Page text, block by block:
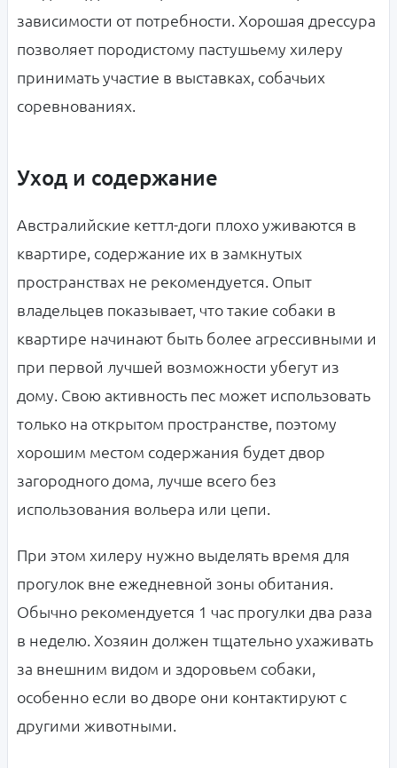
зависимости от потребности. Хорошая дрессура
позволяет породистому пастушьему хилеру
принимать участие в выставках, собачьих
соревнованиях.
Уход и содержание
Австралийские кеттл-доги плохо уживаются в
квартире, содержание их в замкнутых
пространствах не рекомендуется. Опыт
владельцев показывает, что такие собаки в
квартире начинают быть более агрессивными и
при первой лучшей возможности убегут из
дому. Свою активность пес может использовать
только на открытом пространстве, поэтому
хорошим местом содержания будет двор
загородного дома, лучше всего без
использования вольера или цепи.
При этом хилеру нужно выделять время для
прогулок вне ежедневной зоны обитания.
Обычно рекомендуется 1 час прогулки два раза
в неделю. Хозяин должен тщательно ухаживать
за внешним видом и здоровьем собаки,
особенно если во дворе они контактируют с
другими животными.